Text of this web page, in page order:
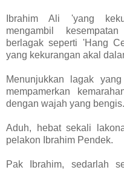
Ibrahim Ali 'yang
mengambil
berlagak seperti 'Hang
yang kekurangan akal
Menunjukkan lagak
mempamerkan
dengan wajah yang bengis.
Aduh, hebat sekali
pelakon Ibrahim Pendek.
Pak Ibrahim, sedarlah